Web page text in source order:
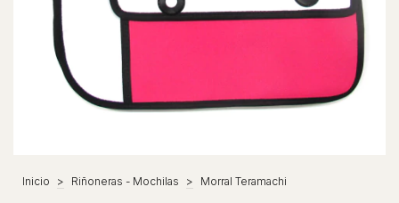
Inicio > Riñoneras - Mochilas > Morral Teramachi